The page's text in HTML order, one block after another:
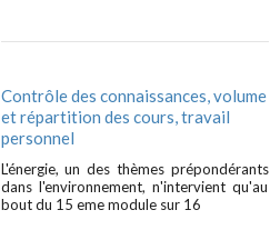
Contrôle des connaissances, volume
et répartition des cours, travail
personnel
L'énergie, un des thèmes prépondérants
dans l'environnement, n'intervient qu'au
bout du 15 eme module sur 16